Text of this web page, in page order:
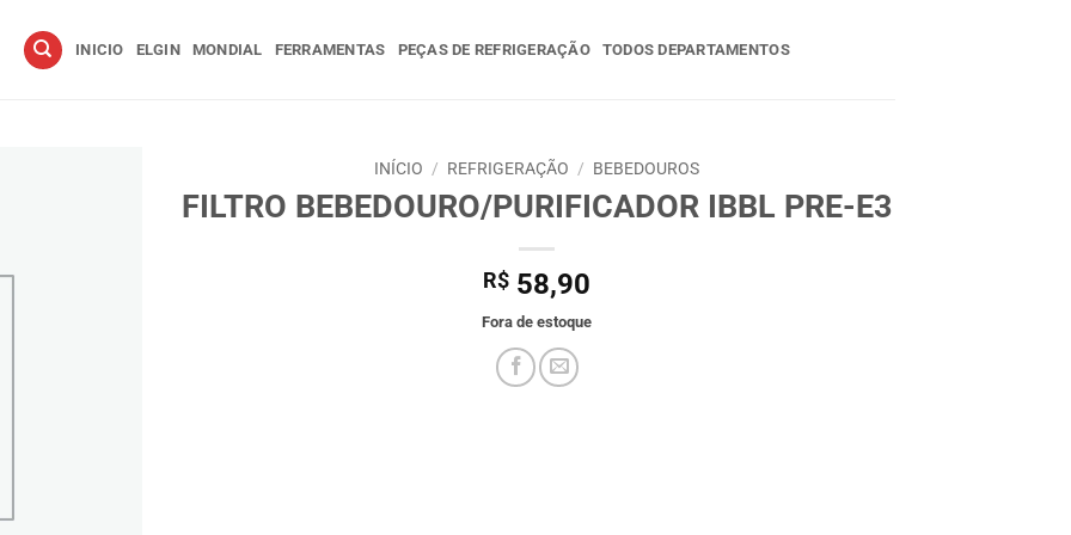
INICIO ELGIN MONDIAL FERRAMENTAS PEÇAS DE REFRIGERAÇÃO TODOS DEPARTAMENTOS
INÍCIO / REFRIGERAÇÃO / BEBEDOUROS
FILTRO BEBEDOURO/PURIFICADOR IBBL PRE-E3
R$ 58,90
Fora de estoque